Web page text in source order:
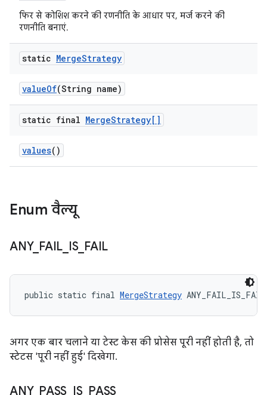
फिर से कोशिश करने की रणनीति के आधार पर, मर्ज करने की
रणनीति बनाएं.
static MergeStrategy
valueOf(String name)
static final MergeStrategy[]
values()
Enum वैल्यू
ANY_ FAIL IS_ FAIL
public static final MergeStrategy ANY_FAIL_IS_FAIL
अगर एक बार चलाने या टेस्ट केस की प्रोसेस पूरी नहीं होती है, तो
स्टेटस 'पूरी नहीं हुई' दिखेगा.
ANY_ PASS IS_ PASS